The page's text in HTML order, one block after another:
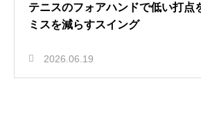
テニスのフォアハンドで低い打点
ミスを減らすスイング
2026.06.19